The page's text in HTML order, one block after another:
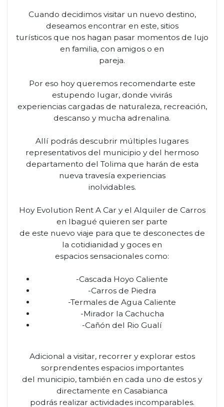
Cuando decidimos visitar un nuevo destino,
deseamos encontrar en este, sitios
turísticos que nos hagan pasar momentos de lujo
en familia, con amigos o en
pareja.
Por eso hoy queremos recomendarte este
estupendo lugar, donde vivirás
experiencias cargadas de naturaleza, recreación,
descanso y mucha adrenalina.
Allí podrás descubrir múltiples lugares
representativos del municipio y del hermoso
departamento del Tolima que harán de esta
nueva travesía experiencias
inolvidables.
Hoy Evolution Rent A Car y el Alquiler de Carros
en Ibagué quieren ser parte
de este nuevo viaje para que te desconectes de
la cotidianidad y goces en
espacios sensacionales como:
-Cascada Hoyo Caliente
-Carros de Piedra
-Termales de Agua Caliente
-Mirador la Cachucha
-Cañón del Rio Gualí
Adicional a visitar, recorrer y explorar estos
sorprendentes espacios importantes
del municipio, también en cada uno de estos y
directamente en Casabianca
podrás realizar actividades incomparables.